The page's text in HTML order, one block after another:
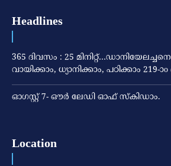
Headlines
365 ദിവസം : 25
വായിക്കാം, ധ്യാനിക്കാം, പഠിക്കാം 219-
ഓഗസ്റ്റ് 7- ഔര്‍ ലേഡി ഓഫ് സ്‌കിഡാം.
Location